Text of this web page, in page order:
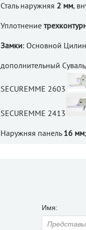
Сталь наружняя 2 мм,
Уплотнение
Замки: Основной
дополнительный
SECUREMME 2603
SECUREMME 2413
Наружняя панель 16 мм
Имя: